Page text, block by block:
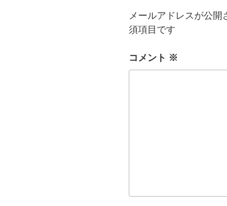
メールアドレスが公開
須項目です
コメント ※